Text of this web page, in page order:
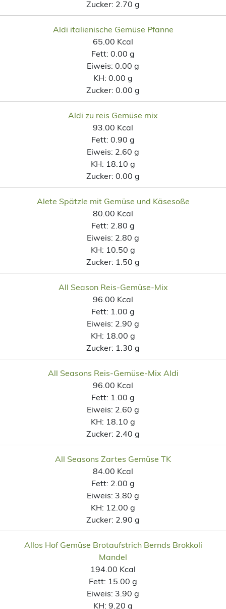
Zucker: 2.70 g
Aldi italienische Gemüse Pfanne
65.00 Kcal
Fett: 0.00 g
Eiweis: 0.00 g
KH: 0.00 g
Zucker: 0.00 g
Aldi zu reis Gemüse mix
93.00 Kcal
Fett: 0.90 g
Eiweis: 2.60 g
KH: 18.10 g
Zucker: 0.00 g
Alete Spätzle mit Gemüse und Käsesoße
80.00 Kcal
Fett: 2.80 g
Eiweis: 2.80 g
KH: 10.50 g
Zucker: 1.50 g
All Season Reis-Gemüse-Mix
96.00 Kcal
Fett: 1.00 g
Eiweis: 2.90 g
KH: 18.00 g
Zucker: 1.30 g
All Seasons Reis-Gemüse-Mix Aldi
96.00 Kcal
Fett: 1.00 g
Eiweis: 2.60 g
KH: 18.10 g
Zucker: 2.40 g
All Seasons Zartes Gemüse TK
84.00 Kcal
Fett: 2.00 g
Eiweis: 3.80 g
KH: 12.00 g
Zucker: 2.90 g
Allos Hof Gemüse Brotaufstrich Bernds Brokkoli
Mandel
194.00 Kcal
Fett: 15.00 g
Eiweis: 3.90 g
KH: 9.20 g